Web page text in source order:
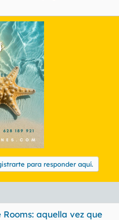
para responder aquí.
Rooms: aquella vez que